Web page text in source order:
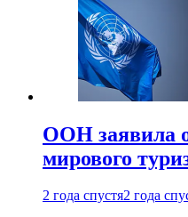
ООН заявила
мирового
2 года спустя2 года